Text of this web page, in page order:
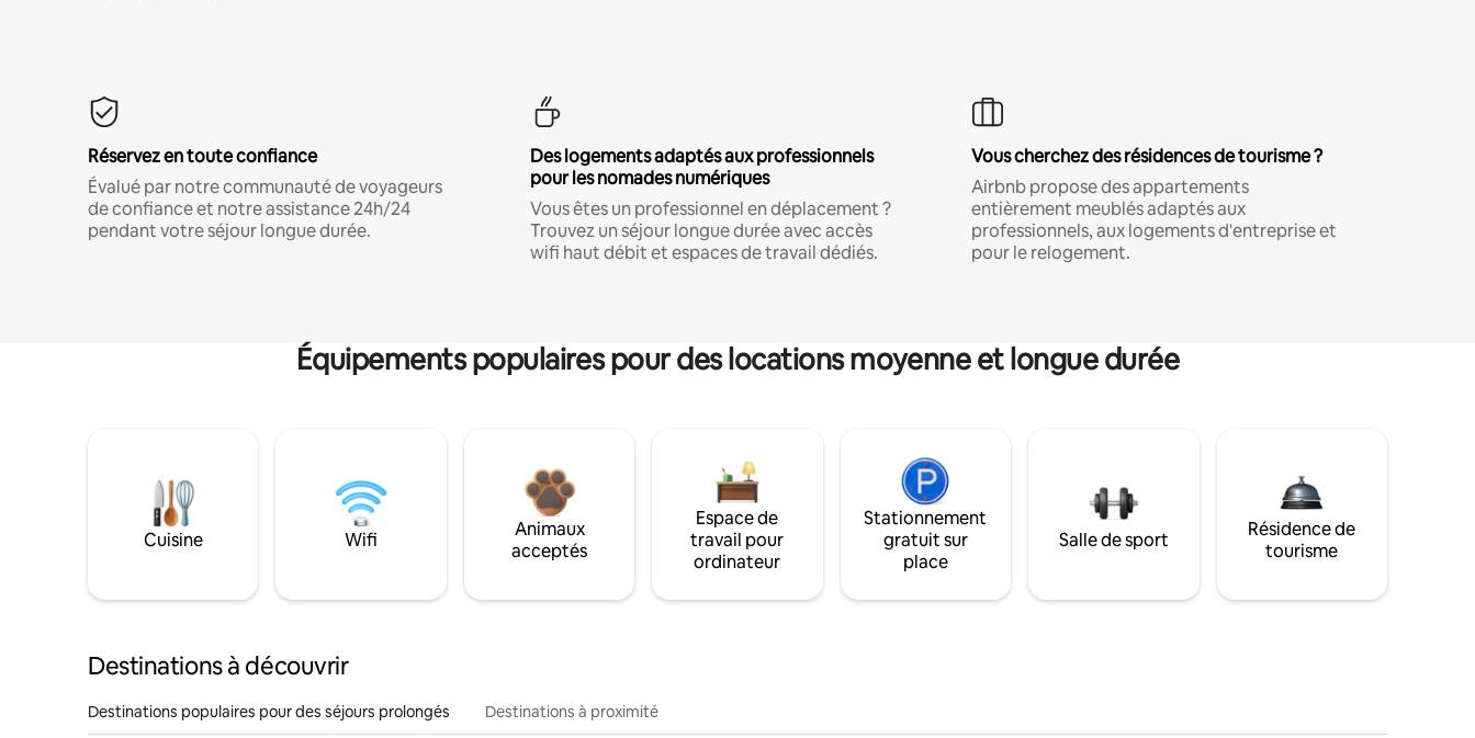
Réservez en toute confiance
Évalué par notre communauté de voyageurs
de confiance et notre assistance 24h/24
pendant votre séjour longue durée.
Des logements adaptés aux professionnels
pour les nomades numériques
Vous êtes un professionnel en déplacement ?
Trouvez un séjour longue durée avec accès
wifi haut débit et espaces de travail dédiés.
Vous cherchez des résidences de tourisme ?
Airbnb propose des appartements
entièrement meublés adaptés aux
professionnels, aux logements d'entreprise et
pour le relogement.
Équipements populaires pour des locations moyenne et longue durée
Cuisine Wifi
Animaux
acceptés
Espace de
travail pour
ordinateur
Stationnement
gratuit sur
place
Salle de sport
Résidence de
tourisme
Destinations à découvrir
Destinations populaires pour des séjours prolongés Destinations à proximité